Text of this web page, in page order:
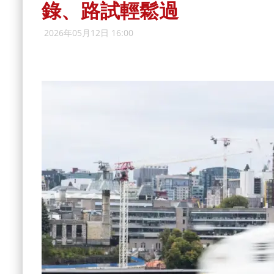
錄、路試輕鬆過
2026年05月12日 16:00